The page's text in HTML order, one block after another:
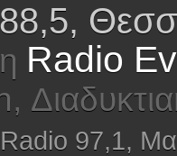
Radio
97,1,